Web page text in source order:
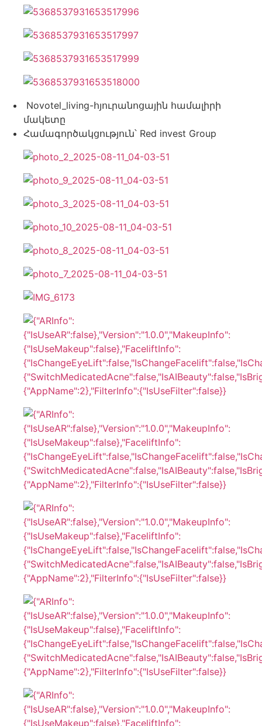
Novotel_living-հյուրանոցային համալիրի
մակետը
Համագործակցություն՝ Red invest Group